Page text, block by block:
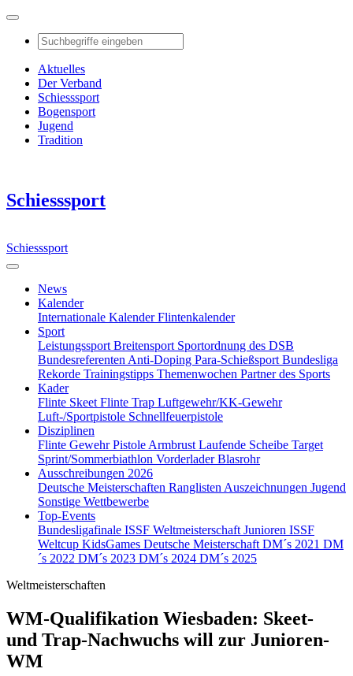
Aktuelles
Der Verband
Schiesssport
Bogensport
Jugend
Tradition
Schiesssport
Schiesssport
News
Kalender
Internationale KalenderFlintenkalender
Sport
Leistungssport Breitensport Sportordnung des DSB
Bundesreferenten Anti-Doping Para-Schießsport Bundesliga
Rekorde Trainingstipps Themenwochen Partner des Sports
Kader
Flinte Skeet Flinte Trap Luftgewehr/KK-Gewehr
Luft-/Sportpistole Schnellfeuerpistole
Disziplinen
Flinte GewehrPistole Armbrust Laufende Scheibe Target
Sprint/Sommerbiathlon VorderladerBlasrohr
Ausschreibungen 2026
Deutsche Meisterschaften Ranglisten Auszeichnungen Jugend
Sonstige Wettbewerbe
Top-Events
Bundesligafinale ISSF Weltmeisterschaft Junioren ISSF
Weltcup KidsGames Deutsche Meisterschaft DM´s 2021 DM
´s 2022 DM´s 2023 DM´s 2024 DM´s 2025
Weltmeisterschaften
WM-Qualifikation Wiesbaden: Skeet-
und Trap-Nachwuchs will zur Junioren-
WM